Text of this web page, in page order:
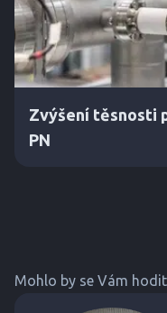
Zvýšení těsnosti
PN
Mohlo by se Vám hodit